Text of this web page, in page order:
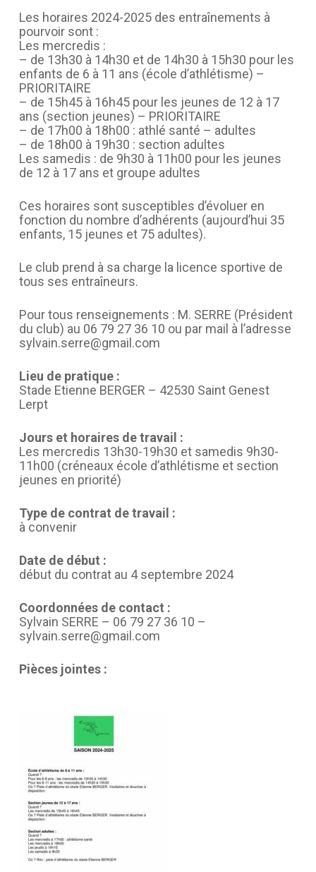
Les horaires 2024-2025 des entraînements à
pourvoir sont :
Les mercredis :
– de 13h30 à 14h30 et de 14h30 à 15h30 pour les
enfants de 6 à 11 ans (école d’athlétisme) –
PRIORITAIRE
– de 15h45 à 16h45 pour les jeunes de 12 à 17
ans (section jeunes) – PRIORITAIRE
– de 17h00 à 18h00 : athlé santé – adultes
– de 18h00 à 19h30 : section adultes
Les samedis : de 9h30 à 11h00 pour les jeunes
de 12 à 17 ans et groupe adultes
Ces horaires sont susceptibles d’évoluer en
fonction du nombre d’adhérents (aujourd’hui 35
enfants, 15 jeunes et 75 adultes).
Le club prend à sa charge la licence sportive de
tous ses entraîneurs.
Pour tous renseignements : M. SERRE (Président
du club) au 06 79 27 36 10 ou par mail à l’adresse
sylvain.serre@gmail.com
Lieu de pratique :
Stade Etienne BERGER – 42530 Saint Genest
Lerpt
Jours et horaires de travail :
Les mercredis 13h30-19h30 et samedis 9h30-
11h00 (créneaux école d’athlétisme et section
jeunes en priorité)
Type de contrat de travail :
à convenir
Date de début :
début du contrat au 4 septembre 2024
Coordonnées de contact :
Sylvain SERRE – 06 79 27 36 10 –
sylvain.serre@gmail.com
Pièces jointes :